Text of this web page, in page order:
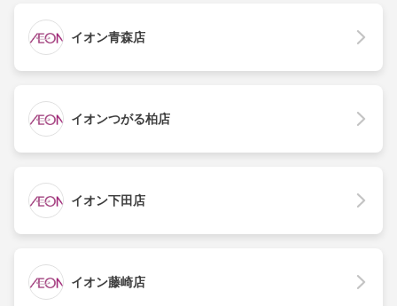
イオン青森店
イオンつがる柏店
イオン下田店
イオン藤崎店